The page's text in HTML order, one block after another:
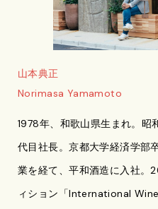
山本典正
Norimasa Yamamoto
1978年、和歌山県生まれ。昭
代目社長。京都大学経済学部
業を経て、平和酒造に入社。
ィション「International